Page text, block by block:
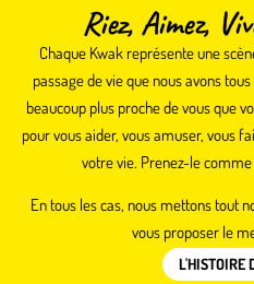
Riez, Aimez,
Chaque Kwak représente une
passage de vie que nous avons
beaucoup plus proche de vous que
pour vous aider, vous amuser, vous
votre vie. Prenez-le
En tous les cas, nous mettons tout
vous proposer le
L'HISTOIRE